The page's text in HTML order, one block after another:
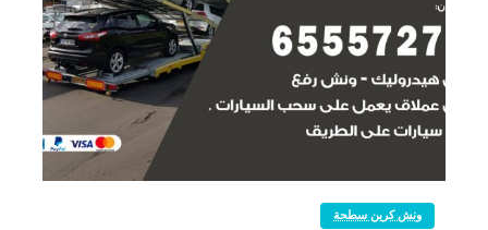
ونش كرين سطحة